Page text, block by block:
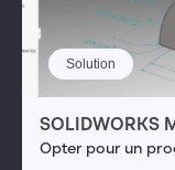
Solution
SOLIDWORKS
Opter pour un